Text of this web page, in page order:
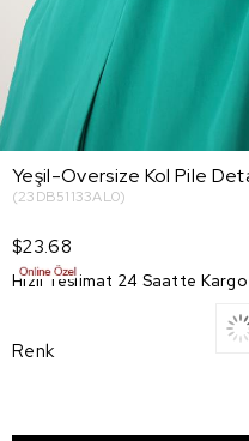
Yeşil-Oversize Kol Pile
(23DB51133AL0)
$23.68
Hızlı Teslimat 24 Saatte Kargo
Renk